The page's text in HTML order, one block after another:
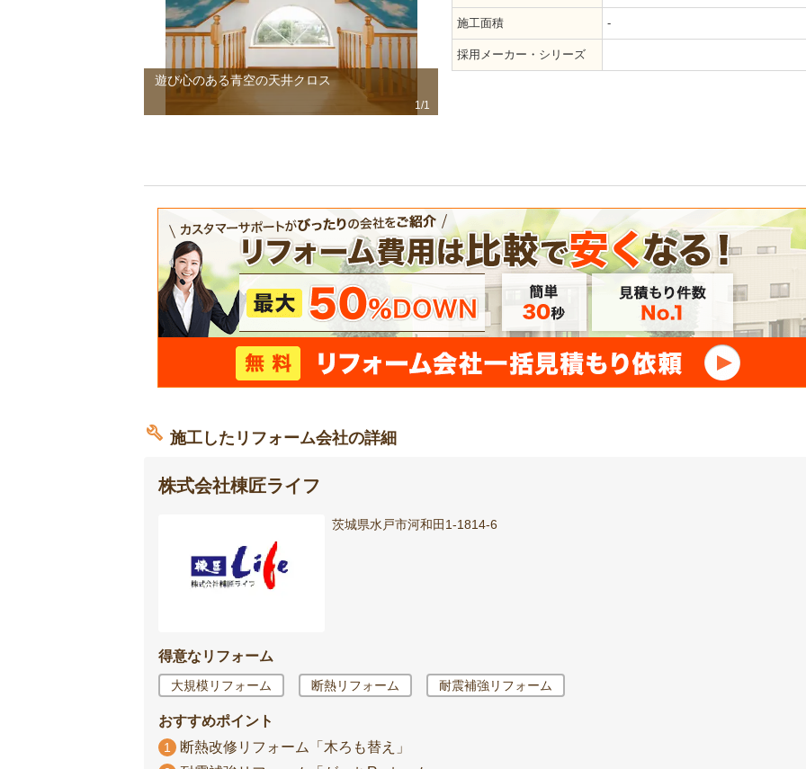
遊び心のある青空の天井クロス
1/1
施工面積 -
採用メーカー・シリーズ
施工したリフォーム会社の詳細
株式会社棟匠ライフ
茨城県水戸市河和田1-1814-6
得意なリフォーム
大規模リフォーム 断熱リフォーム 耐震補強リフォーム
おすすめポイント
1 断熱改修リフォーム「木ろも替え」